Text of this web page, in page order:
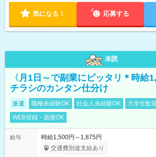
気になる！ 応募する
未読
〈月1日～で副業にピッタリ＊時給
チラシのカンタン仕分け
派遣 職種未経験OK 社会人未経験OK 大学生歓
WEB登録・面接OK
給与
時給1,500円～1,875円
交通費別途支給あり